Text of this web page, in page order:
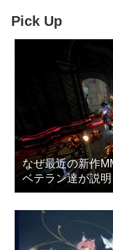
Pick Up
なぜ最近の新作
ベテラン達が説
た”